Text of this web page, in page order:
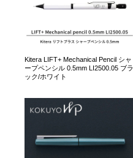
Kitera LIFT+ Mechanical Pencil シャ
ープペンシル 0.5mm LI2500.05 ブラ
ック/ホワイト